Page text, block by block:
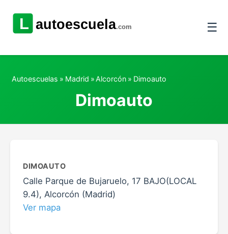
☰
Autoescuelas » Madrid »Alcorcón » Dimoauto
Dimoauto
DIMOAUTO
Calle Parque de Bujaruelo, 17 BAJO(LOCAL
9.4), Alcorcón (Madrid)
Ver mapa